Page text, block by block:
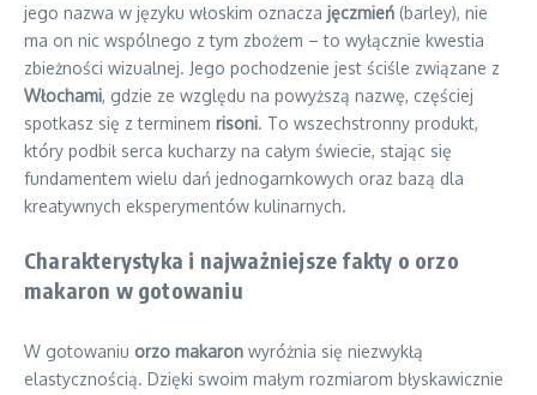
jego nazwa w języku włoskim oznacza jęczmień (barley), nie
ma on nic wspólnego z tym zbożem – to wyłącznie kwestia
zbieżności wizualnej. Jego pochodzenie jest ściśle związane z
Włochami, gdzie ze względu na powyższą nazwę, częściej
spotkasz się z terminem risoni. To wszechstronny produkt,
który podbił serca kucharzy na całym świecie, stając się
fundamentem wielu dań jednogarnkowych oraz bazą dla
kreatywnych eksperymentów kulinarnych.
Charakterystyka i najważniejsze fakty o orzo
makaron w gotowaniu
W gotowaniu orzo makaron wyróżnia się niezwykłą
elastycznością. Dzięki swoim małym rozmiarom błyskawicznie